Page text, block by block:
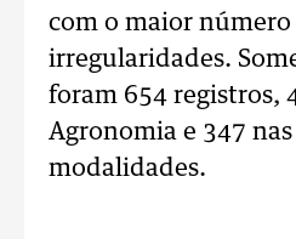
com o maior número
irregularidades.
foram 654 registros,
Agronomia e 347
modalidades.